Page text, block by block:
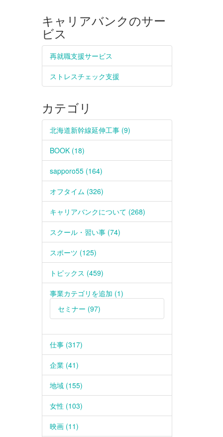
キャリアバンクのサー
ビス
再就職支援サービス
ストレスチェック支援
カテゴリ
北海道新幹線延伸工事 (9)
BOOK (18)
sapporo55 (164)
オフタイム (326)
キャリアバンクについて (268)
スクール・習い事 (74)
スポーツ (125)
トピックス (459)
事業カテゴリを追加 (1)
セミナー (97)
仕事 (317)
企業 (41)
地域 (155)
女性 (103)
映画 (11)